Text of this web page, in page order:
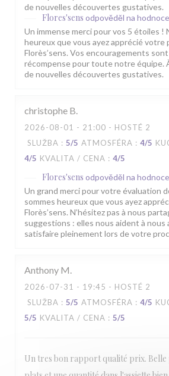
de nouvelles découvertes gustatives.
Flores'sens odpověděl na
Un immense merci pour vos 5 étoiles !
heureux que vous ayez apprécié votre
Florès’sens. Vos encouragements
récompense pour toute notre équipe.
de nouvelles découvertes gustatives.
christophe B
2026-08-01 - 21:00 - HOSTÉ 2
SLUŽBA : 5/5 ATMOSFÉRA : 4/5
4/5 KVALITA / CENA : 4/5
Flores'sens odpověděl na
Un grand merci pour votre évaluation
sommes heureux que vous ayez
Florès’sens. N’hésitez pas à nous
suggestions : elles nous aident à nous
satisfaire pleinement lors de votre
Anthony M
2026-07-31 - 19:45 - HOSTÉ 2
SLUŽBA : 5/5 ATMOSFÉRA : 4/5
5/5 KVALITA / CENA : 5/5
Un tres bon rapport qualité prix. Belle